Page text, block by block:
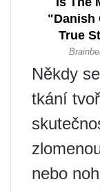
Někdy
tkání
nebo